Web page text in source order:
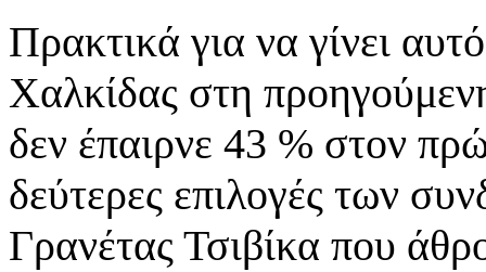
Πρακτικά για να γίνει
Χαλκίδας στη
δεν έπαιρνε 43 % στον
δεύτερες επιλογές των
Γρανέτας Τσιβίκα που